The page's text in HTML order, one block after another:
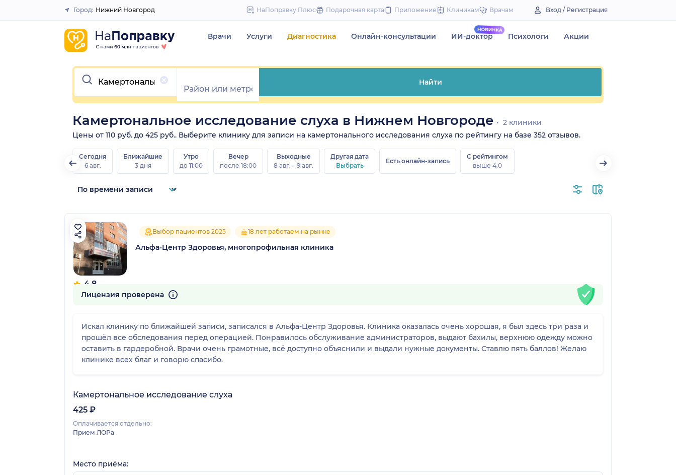
to
Закрыть
Город: Нижний Новгород НаПоправку Плюс Подарочная карта Приложение Клиникам Врачам Вход / Регистрация
Врачи Услуги Диагностика Онлайн-консультации ИИ-доктор Психологи Акции
Очистить
Найти
Камертональное исследование слуха в Нижнем Новгороде
2 клиники
Цены от 110 руб. до 425 руб.. Выберите клинику для записи на камертонального исследования слуха по рейтингу на базе 352 отзывов.
Сегодня
6 авг.
Ближайшие
3 дня
Утро
до 11:00
Вечер
после 18:00
Выходные
8 авг. – 9 авг.
Другая дата
Выбрать
Есть онлайн-запись
С рейтингом
выше 4.0
4.8
316 отзывов
Выбор пациентов 2025 18 лет работаем на рынке
Альфа-Центр Здоровья, многопрофильная клиника
Лицензия проверена
Искал клинику по ближайшей записи, записался в Альфа-Центр Здоровья. Клиника оказалась очень хорошая, я был здесь три раза и
прошёл все обследования перед операцией. Понравилось обслуживание администраторов, выдают бахилы, верхнюю одежду можно
оставить в гардеробной. Врачи очень грамотные, всё доступно объяснили и выдали нужные документы. Ставлю пять баллов! Желаю
клинике всех благ и говорю спасибо.
Камертональное исследование слуха
425 ₽
Оплачивается отдельно:
Прием ЛОРа
Место приёма: